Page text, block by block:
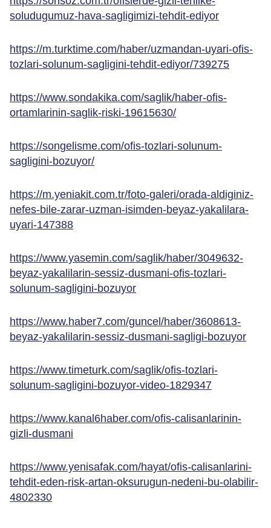
soludugumuz-hava-sagligimizi-tehdit-ediyor
https://m.turktime.com/haber/uzmandan-uyari-ofis-
tozlari-solunum-sagligini-tehdit-ediyor/739275
https://www.sondakika.com/saglik/haber-ofis-
ortamlarinin-saglik-riski-19615630/
https://songelisme.com/ofis-tozlari-solunum-
sagligini-bozuyor/
https://m.yeniakit.com.tr/foto-galeri/orada-aldiginiz-
nefes-bile-zarar-uzman-isimden-beyaz-yakalilara-
uyari-147388
https://www.yasemin.com/saglik/haber/3049632-
beyaz-yakalilarin-sessiz-dusmani-ofis-tozlari-
solunum-sagligini-bozuyor
https://www.haber7.com/guncel/haber/3608613-
beyaz-yakalilarin-sessiz-dusmani-sagligi-bozuyor
https://www.timeturk.com/saglik/ofis-tozlari-
solunum-sagligini-bozuyor-video-1829347
https://www.kanal6haber.com/ofis-calisanlarinin-
gizli-dusmani
https://www.yenisafak.com/hayat/ofis-calisanlarini-
tehdit-eden-risk-artan-oksurugun-nedeni-bu-olabilir-
4802330